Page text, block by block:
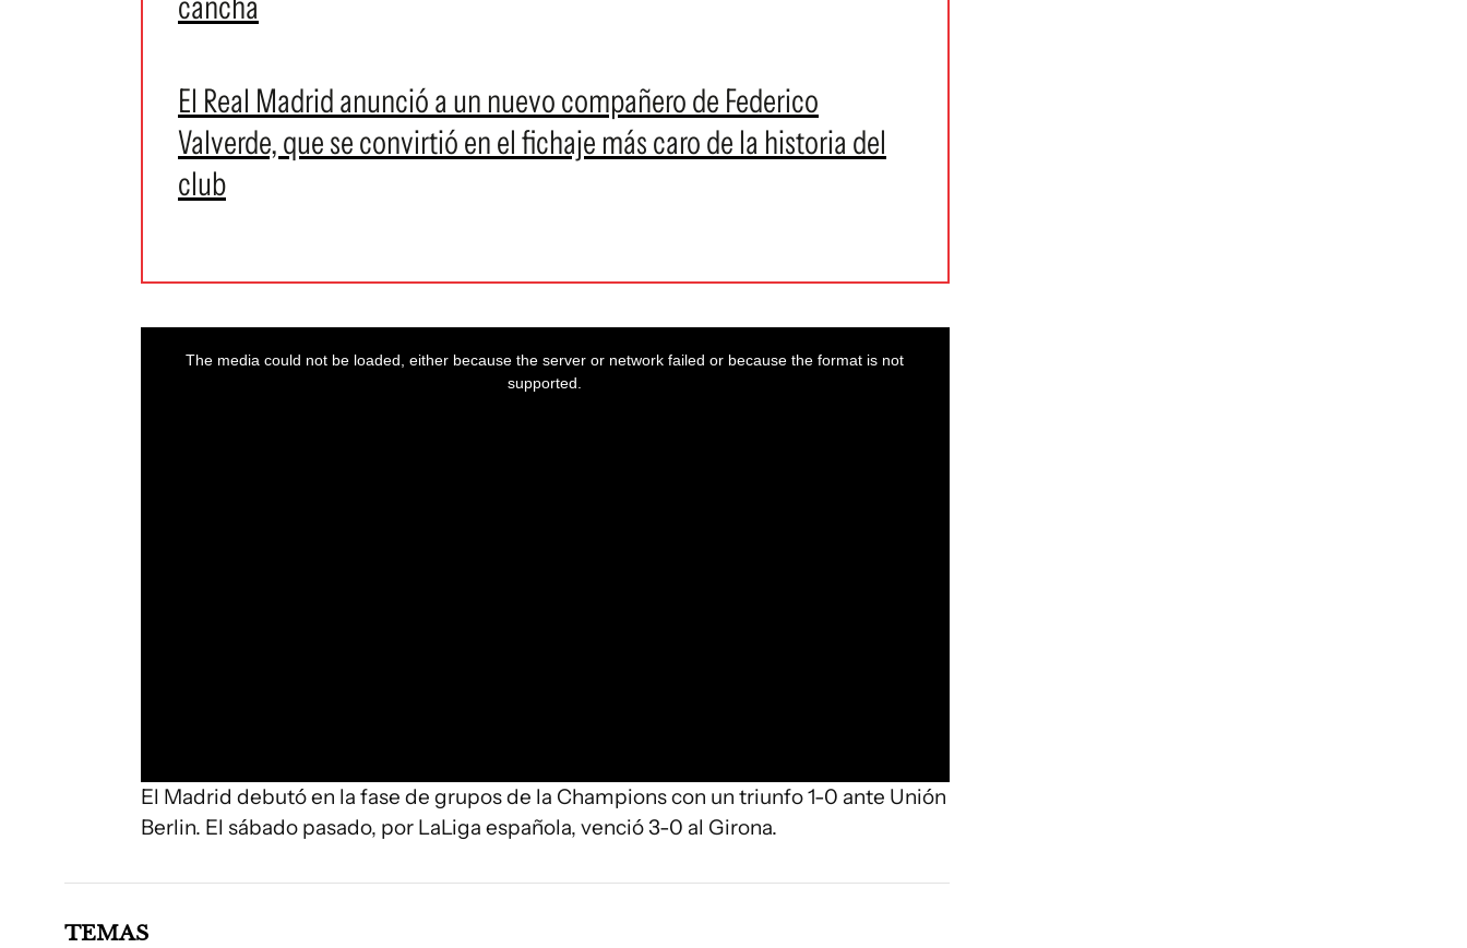
El Real Madrid anunció a un nuevo compañero de Federico
Valverde, que se convirtió en el fichaje más caro de la historia del
club
The media could not be loaded, either because the server or network failed or because the format is not
supported.
El Madrid debutó en la fase de grupos de la Champions con un triunfo 1-0 ante Unión
Berlin. El sábado pasado, por LaLiga española, venció 3-0 al Girona.
TEMAS